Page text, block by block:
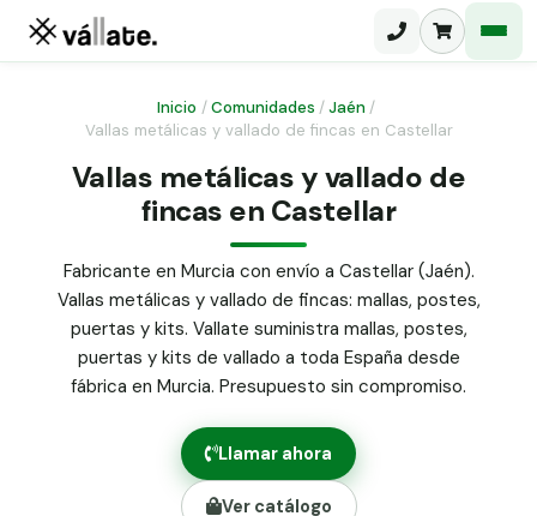
Malla ganadera
Malla simple torsión
Malla triple torsión
Panel malla H.
Puerta abatible dos hojas
Puerta acceso peatonal
Poste malla Hércules
Poste malla simple torsión
Alambre de espino galvanizado
Alambre liso galvanizado
Malla ocultación 70 g/m² verde
Abrazadera PVC malla H.
Inicio /Comunidades /Jaén /
Vallas metálicas y vallado de fincas en Castellar
Vallas metálicas y vallado de
fincas en Castellar
Fabricante en Murcia con envío a Castellar (Jaén).
Vallas metálicas y vallado de fincas: mallas, postes,
puertas y kits. Vallate suministra mallas, postes,
puertas y kits de vallado a toda España desde
fábrica en Murcia. Presupuesto sin compromiso.
Llamar ahora
Ver catálogo